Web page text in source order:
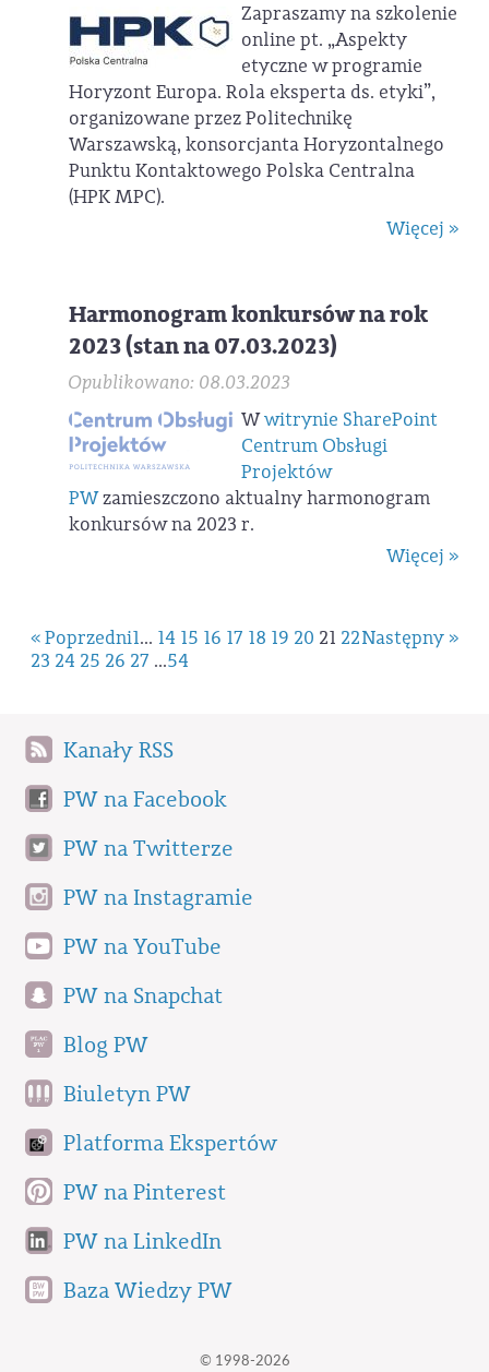
Zapraszamy na szkolenie
online pt. „Aspekty
etyczne w programie
Horyzont Europa. Rola eksperta ds. etyki”,
organizowane przez Politechnikę
Warszawską, konsorcjanta Horyzontalnego
Punktu Kontaktowego Polska Centralna
(HPK MPC).
Więcej »
Harmonogram konkursów na rok
2023 (stan na 07.03.2023)
Opublikowano: 08.03.2023
Wwitrynie SharePoint
Centrum Obsługi
Projektów
PWzamieszczono aktualny harmonogram
konkursów na 2023 r.
Więcej »
« Poprzedni Następny »
1... 14 15 16 17 18 19 20 21 22
23 24 25 26 27 ...54
Kanały RSS
PW na Facebook
PW na Twitterze
PW na Instagramie
PW na YouTube
PW na Snapchat
Blog PW
Biuletyn PW
Platforma Ekspertów
PW na Pinterest
PW na LinkedIn
Baza Wiedzy PW
© 1998-2026